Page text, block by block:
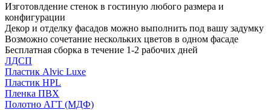
Изготовлдение стенок в гостиную любого размера и
конфигурации
Декор и отделку фасадов можно выполнить под вашу задумку
Возможно сочетание нескольких цветов в одном фасаде
Бесплатная сборка в течение 1-2 рабочих дней
ЛДСП
Пластик Alvic Luxe
Пластик HPL
Пленка ПВХ
Полотно АГТ (МДФ)